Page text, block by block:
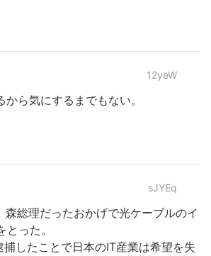
12yeW
ら気にするまでもない。
sJYEq
森総理だったおかげで光ケーブルのイ
った。
したことで日本のIT産業は希望を失